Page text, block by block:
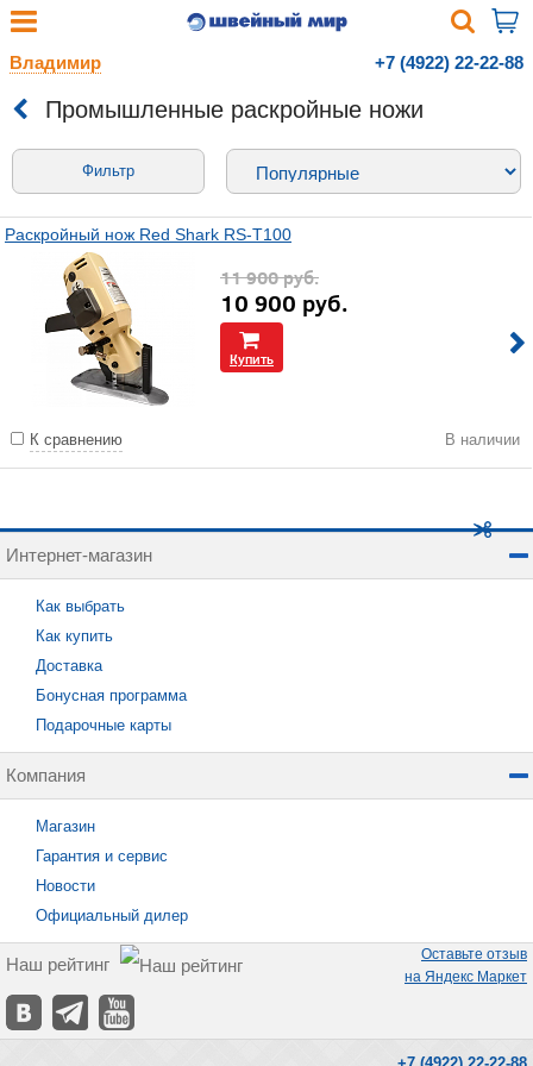
Владимир +7 (4922) 22-22-88
Промышленные раскройные ножи
Фильтр
Раскройный нож Red Shark RS-T100
11 900руб.
10 900 руб.
Купить
К сравнению В наличии
Интернет-магазин
Как выбрать
Как купить
Доставка
Бонусная программа
Подарочные карты
Компания
Магазин
Гарантия и сервис
Новости
Официальный дилер
Наш рейтинг
Оставьте отзыв
на Яндекс Маркет